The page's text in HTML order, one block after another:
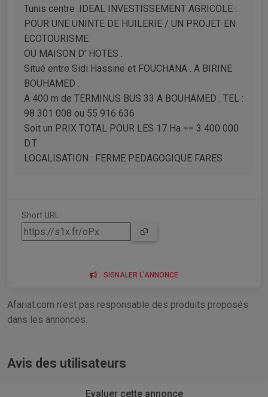
Tunis centre .IDEAL INVESTISSEMENT AGRICOLE :
POUR UNE UNINTE DE HUILERIE / UN PROJET EN
ECOTOURISME
OU MAISON D' HOTES .
Situé entre Sidi Hassine et FOUCHANA . A BIRINE
BOUHAMED .
A 400 m de TERMINUS BUS 33 A BOUHAMED . TEL :
98 301 008 ou 55 916 636
Soit un PRIX TOTAL POUR LES 17 Ha == 3 400 000
D.T
LOCALISATION : FERME PEDAGOGIQUE FARES
Short URL:
SIGNALER L'ANNONCE
Afariat.com n'est pas responsable des produits proposés
dans les annonces.
Avis des utilisateurs
Evaluer cette annonce